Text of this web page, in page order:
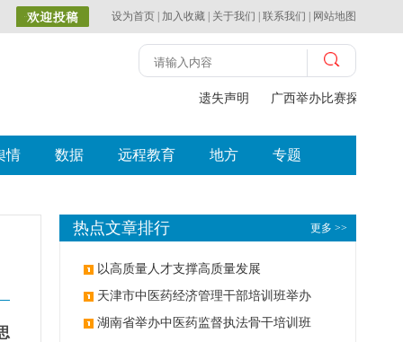
设为首页 加入收藏 关于我们 联系我们 网站地图
遗失声明 广西举办比赛探索中（
情 数据 远程教育 地方 专题
更多 >>
热点文章排行
以高质量人才支撑高质量发展
天津市中医药经济管理干部培训班举办
湖南省举办中医药监督执法骨干培训班